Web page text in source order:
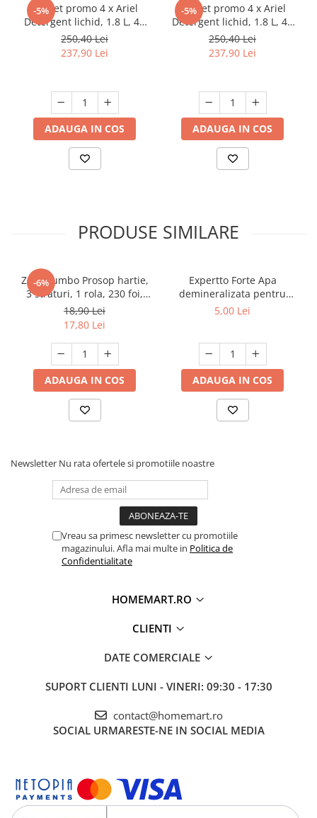
-5%
Pachet promo 4 x Ariel
Detergent lichid, 1.8 L, 40
spalari, Color
250,40 Lei
237,90 Lei
ADAUGA IN COS
-5%
Pachet promo 4 x Ariel
Detergent lichid, 1.8 L, 40
spalari, Mountain Spring &
Color
250,40 Lei
237,90 Lei
ADAUGA IN COS
PRODUSE SIMILARE
-6%
Zewa Jumbo Prosop hartie,
3 straturi, 1 rola, 230 foi,
Premium Expert
18,90 Lei
17,80 Lei
ADAUGA IN COS
Expertto Forte Apa
demineralizata pentru
fierul de calcat, 1 L, Floral
5,00 Lei
ADAUGA IN COS
Newsletter Nu rata ofertele si promotiile noastre
Vreau sa primesc newsletter cu promotiile
magazinului. Afla mai multe in Politica de
Confidentialitate
HOMEMART.RO
CLIENTI
DATE COMERCIALE
SUPORT CLIENTI LUNI - VINERI: 09:30 - 17:30
contact@homemart.ro
SOCIAL URMARESTE-NE IN SOCIAL MEDIA